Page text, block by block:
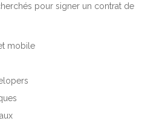
pour signer un contrat de
mobile